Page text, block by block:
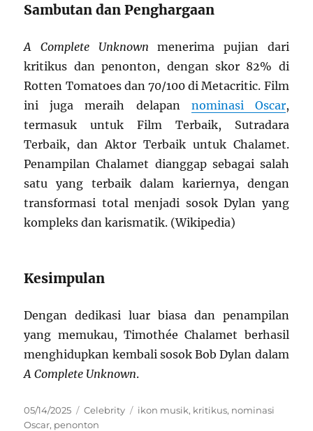
Sambutan dan Penghargaan
A Complete Unknown menerima pujian dari
kritikus dan penonton, dengan skor 82% di
Rotten Tomatoes dan 70/100 di Metacritic. Film
ini juga meraih delapan nominasi Oscar,
termasuk untuk Film Terbaik, Sutradara
Terbaik, dan Aktor Terbaik untuk Chalamet.
Penampilan Chalamet dianggap sebagai salah
satu yang terbaik dalam kariernya, dengan
transformasi total menjadi sosok Dylan yang
kompleks dan karismatik. (Wikipedia)
Kesimpulan
Dengan dedikasi luar biasa dan penampilan
yang memukau, Timothée Chalamet berhasil
menghidupkan kembali sosok Bob Dylan dalam
A Complete Unknown.
Posted
on
05/14/2025 Categories
Celebrity Tags
ikon musik, kritikus, nominasi
Oscar, penonton